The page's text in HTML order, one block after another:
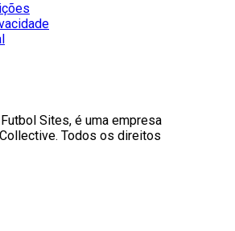
Sites, é uma empresa
Todos os direitos